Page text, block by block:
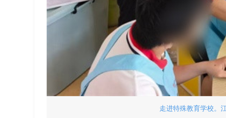
走进特殊教育学校。